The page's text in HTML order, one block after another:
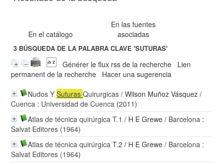
En el catálogo
En las fuentes
asociadas
3 BÚSQUEDA DE LA PALABRA CLAVE'SUTURAS'
Générer le flux rss de la recherche
Lien
permanent de la recherche
Hacer una sugerencia
Nudos YSuturasQuirurgicas /Wilson Muñoz Vásquez /
Cuenca : Universidad de Cuenca (2011)
Atlas de técnica quirúrgica T.1 / H E Grewe / Barcelona :
Salvat Editores (1964)
Atlas de técnica quirúrgica T.2 / H E Grewe / Barcelona :
Salvat Editores (1964)